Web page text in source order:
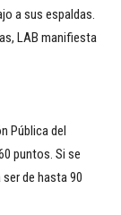
a sus espaldas.
LAB manifiesta
Pública del
puntos. Si se
de hasta 90